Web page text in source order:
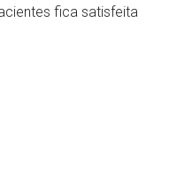
fica satisfeita